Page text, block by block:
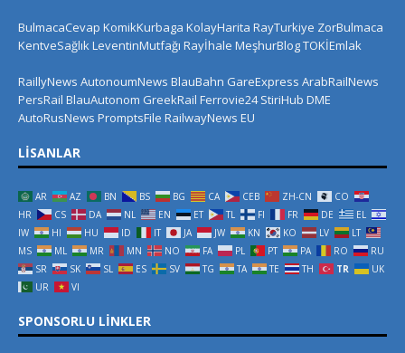
BulmacaCevap KomikKurbaga KolayHarita RayTurkiye ZorBulmaca
KentveSağlıkLeventinMutfağı Rayİhale MeşhurBlogTOKİEmlak
RaillyNews AutonoumNews BlauBahn GareExpress ArabRailNews
PersRail BlauAutonom GreekRail Ferrovie24 StiriHub DME
AutoRusNews PromptsFile RailwayNews EU
LISANLAR
AR AZ BN BS BG CA CEB ZH-CN
CO
HR
CS DA NL EN ET TL FI FR DE
EL
IW
HI HU ID IT JA JW KN KO LV
LT
MS
ML MR MN NO FA PL PT PA RO
RU
SR
SK SL ES SV TG TA TE TH TR
UK
UR
VI
SPONSORLU LINKLER